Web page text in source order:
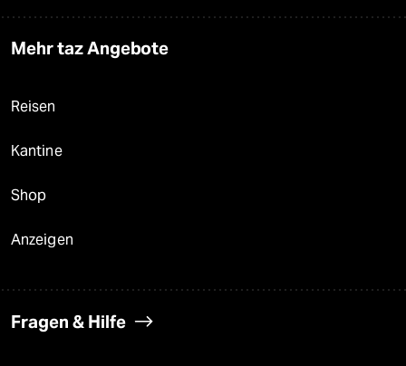
Mehr taz Angebote
Reisen
Kantine
Shop
Anzeigen
Fragen & Hilfe